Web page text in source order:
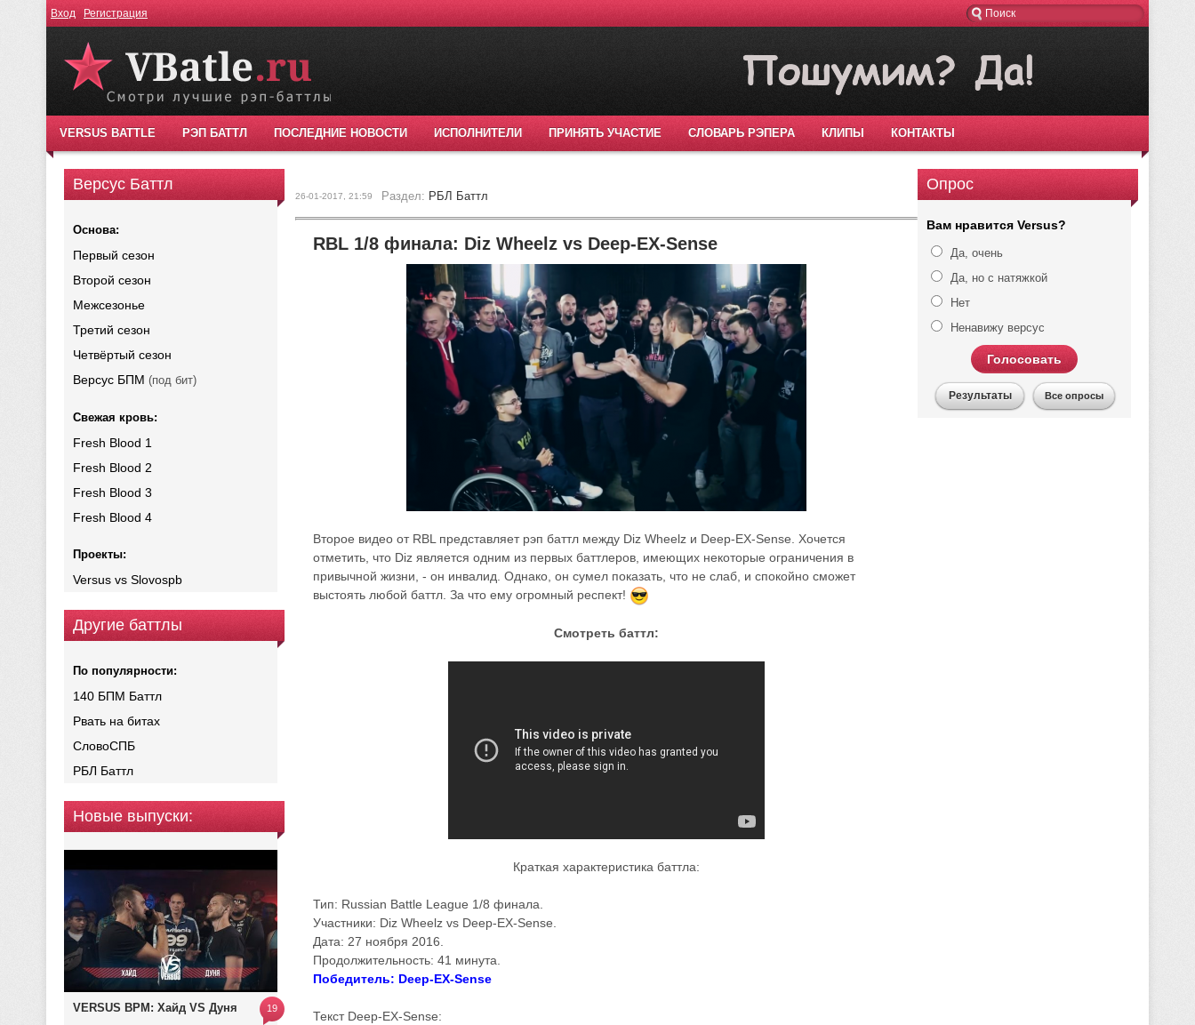
Вход Регистрация
VERSUS BATTLE РЭП БАТТЛ ПОСЛЕДНИЕ НОВОСТИ ИСПОЛНИТЕЛИ ПРИНЯТЬ УЧАСТИЕ СЛОВАРЬ РЭПЕРА КЛИПЫ КОНТАКТЫ
Версус Баттл
Основа:
Первый сезон
Второй сезон
Межсезонье
Третий сезон
Четвёртый сезон
Версус БПМ (под бит)
Свежая кровь:
Fresh Blood 1
Fresh Blood 2
Fresh Blood 3
Fresh Blood 4
Проекты:
Versus vs Slovospb
Другие баттлы
По популярности:
140 БПМ Баттл
Рвать на битах
СловоСПБ
РБЛ Баттл
Новые выпуски:
VERSUS BPM: Хайд VS Дуня 19
26-01-2017, 21:59 Раздел: РБЛ Баттл
RBL 1/8 финала: Diz Wheelz vs Deep-EX-Sense
Второе видео от RBL представляет рэп баттл между Diz Wheelz и Deep-EX-Sense. Хочется
отметить, что Diz является одним из первых баттлеров, имеющих некоторые ограничения в
привычной жизни, - он инвалид. Однако, он сумел показать, что не слаб, и спокойно сможет
выстоять любой баттл. За что ему огромный респект!
Смотреть баттл:
Краткая характеристика баттла:
Тип: Russian Battle League 1/8 финала.
Участники: Diz Wheelz vs Deep-EX-Sense.
Дата: 27 ноября 2016.
Продолжительность: 41 минута.
Победитель: Deep-EX-Sense
Текст Deep-EX-Sense:
Опрос
Вам нравится Versus?
Да, очень
Да, но с натяжкой
Нет
Ненавижу версус
Голосовать
Результаты Все опросы